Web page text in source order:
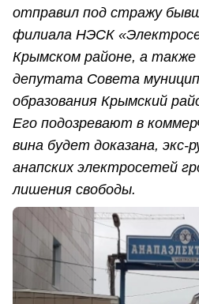
отправил под стражу
филиала НЭСК
Крымском районе, а
депутата Совета
образования Крымский
Его подозревают в
вина будет доказана, экс-
анапских электросетей
лишения свободы.